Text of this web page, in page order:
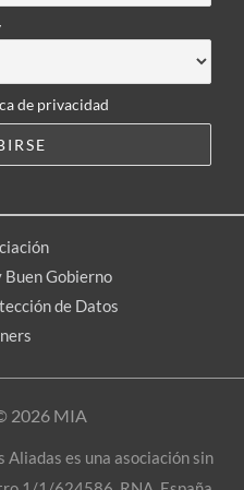
de privacidad
Buen Gobierno
de Datos
2026 MIA
es una asociación sin